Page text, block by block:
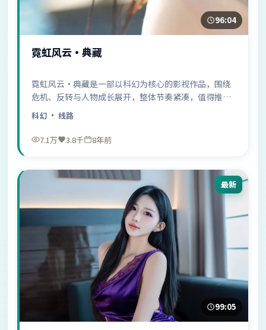
96:04
霓虹风云·典藏
霓虹风云·典藏是一部以科幻为核心的影视作品，围绕
危机、反转与人物成长展开，整体节奏紧凑，值得推荐
观看。
科幻 · 线路
7.1万 3.8千 8年前
最新
99:05